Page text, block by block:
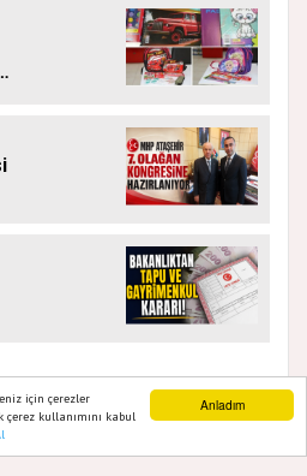
Anladım
için çerezler
kullanımını kabul